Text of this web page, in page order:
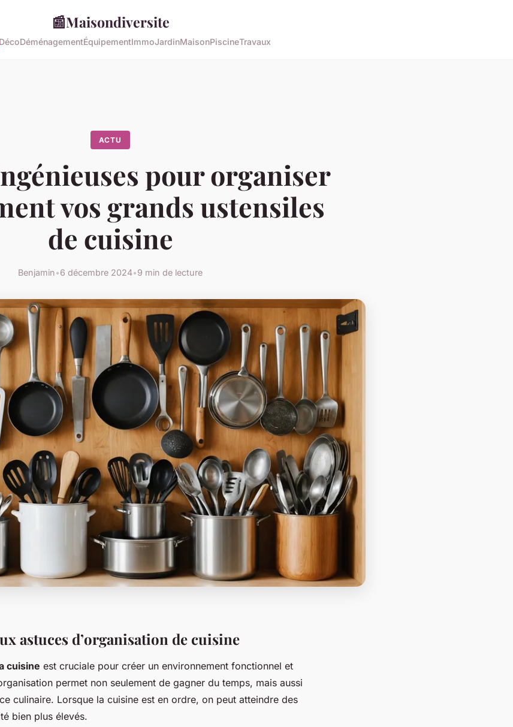
📰Maisondiversite
DéménagementÉquipementImmoJardinMaisonPiscineTravaux
ACTU
pour organiser
vos grands ustensiles
de cuisine
Benjamin•6 décembre 2024•9 min de lecture
astuces d’organisation de cuisine
cuisine est cruciale pour créer un environnement fonctionnel et
permet non seulement de gagner du temps, mais aussi
culinaire. Lorsque la cuisine est en ordre, on peut atteindre des
bien plus élevés.